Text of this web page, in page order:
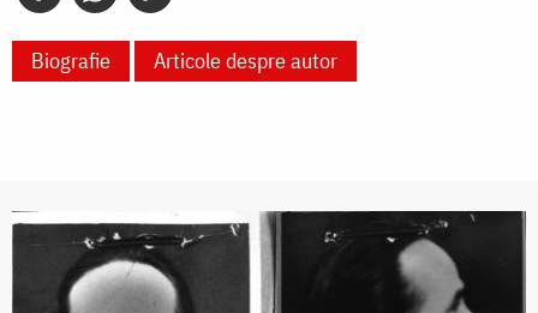
Biografie Articole despre autor